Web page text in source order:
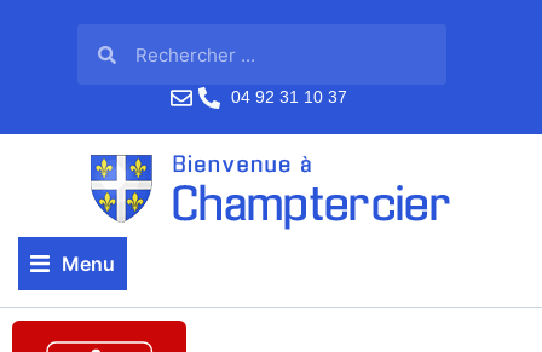
04 92 31 10 37
Menu